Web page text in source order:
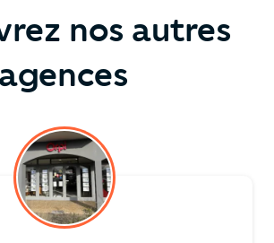
nos autres
agences